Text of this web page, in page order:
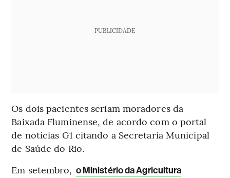
PUBLICIDADE
Os dois pacientes seriam moradores da
Baixada Fluminense, de acordo com o portal
de notícias G1 citando a Secretaria Municipal
de Saúde do Rio.
Em setembro, o Ministério da Agricultura